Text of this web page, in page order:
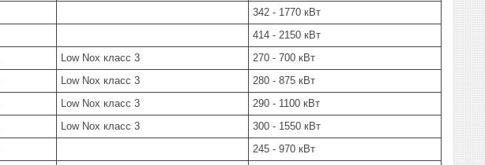
342 - 1770 кВт
414 - 2150 кВт
Low Nox класс 3
270 - 700 кВт
Low Nox класс 3
280 - 875 кВт
Low Nox класс 3
290 - 1100 кВт
Low Nox класс 3
300 - 1550 кВт
245 - 970 кВт